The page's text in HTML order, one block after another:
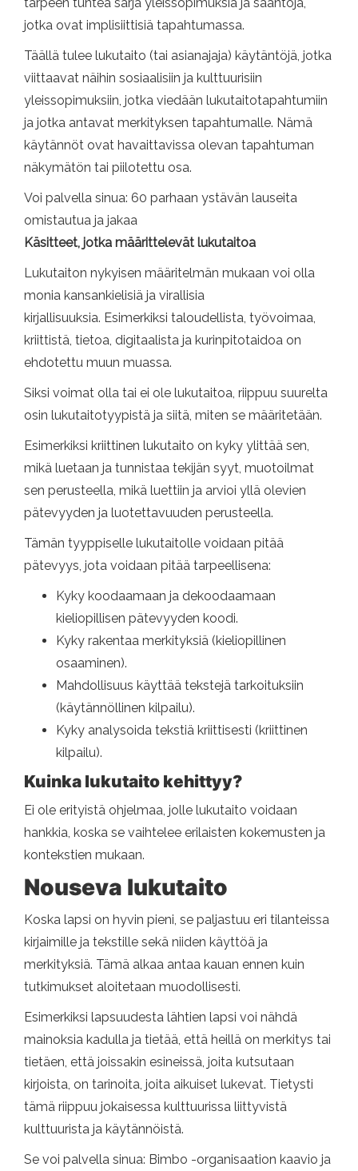
jotka ovat implisiittisiä tapahtumassa.
Täällä tulee lukutaito (tai asianajaja) käytäntöjä, jotka
viittaavat näihin sosiaalisiin ja kulttuurisiin
yleissopimuksiin, jotka viedään lukutaitotapahtumiin
ja jotka antavat merkityksen tapahtumalle. Nämä
käytännöt ovat havaittavissa olevan tapahtuman
näkymätön tai piilotettu osa.
Voi palvella sinua: 60 parhaan ystävän lauseita
omistautua ja jakaa
Käsitteet, jotka määrittelevät lukutaitoa
Lukutaiton nykyisen määritelmän mukaan voi olla
monia kansankielisiä ja virallisia
kirjallisuuksia. Esimerkiksi taloudellista, työvoimaa,
kriittistä, tietoa, digitaalista ja kurinpitotaidoa on
ehdotettu muun muassa.
Siksi voimat olla tai ei ole lukutaitoa, riippuu suurelta
osin lukutaitotyypistä ja siitä, miten se määritetään.
Esimerkiksi kriittinen lukutaito on kyky ylittää sen,
mikä luetaan ja tunnistaa tekijän syyt, muotoilmat
sen perusteella, mikä luettiin ja arvioi yllä olevien
pätevyyden ja luotettavuuden perusteella.
Tämän tyyppiselle lukutaitolle voidaan pitää
pätevyys, jota voidaan pitää tarpeellisena:
Kyky koodaamaan ja dekoodaamaan
kieliopillisen pätevyyden koodi.
Kyky rakentaa merkityksiä (kieliopillinen
osaaminen).
Mahdollisuus käyttää tekstejä tarkoituksiin
(käytännöllinen kilpailu).
Kyky analysoida tekstiä kriittisesti (kriittinen
kilpailu).
Kuinka lukutaito kehittyy?
Ei ole erityistä ohjelmaa, jolle lukutaito voidaan
hankkia, koska se vaihtelee erilaisten kokemusten ja
kontekstien mukaan.
Nouseva lukutaito
Koska lapsi on hyvin pieni, se paljastuu eri tilanteissa
kirjaimille ja tekstille sekä niiden käyttöä ja
merkityksiä. Tämä alkaa antaa kauan ennen kuin
tutkimukset aloitetaan muodollisesti.
Esimerkiksi lapsuudesta lähtien lapsi voi nähdä
mainoksia kadulla ja tietää, että heillä on merkitys tai
tietäen, että joissakin esineissä, joita kutsutaan
kirjoista, on tarinoita, joita aikuiset lukevat. Tietysti
tämä riippuu jokaisessa kulttuurissa liittyvistä
kulttuurista ja käytännöistä.
Se voi palvella sinua: Bimbo -organisaation kaavio ja